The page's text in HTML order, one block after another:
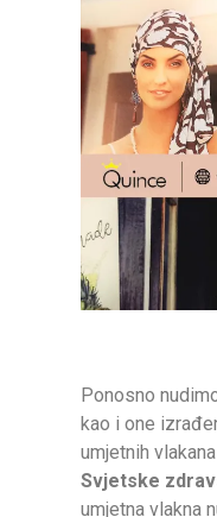
Ponosno
kao i one
umjetnih
Svjetske
umjetna vlakna